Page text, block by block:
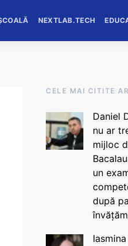
NEXTLAB.TECH
CELE MAI CITITE
Daniel
nu ar
mijloc
un
după